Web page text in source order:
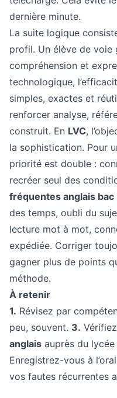
dernière minute.
La suite logique
profil. Un élève de
compréhension et
technologique,
simples, exactes et
renforcer analyse,
construit. En LVC,
la sophistication. Pour
priorité est double :
recréer seul des
fréquentes anglais bac
des temps, oubli du
lecture mot à mot,
expédiée. Corriger
gagner plus de points
méthode.
À retenir
1. Révisez par
peu, souvent. 3.
anglais auprès du lycée
Enregistrez-vous à
vos fautes récurrentes